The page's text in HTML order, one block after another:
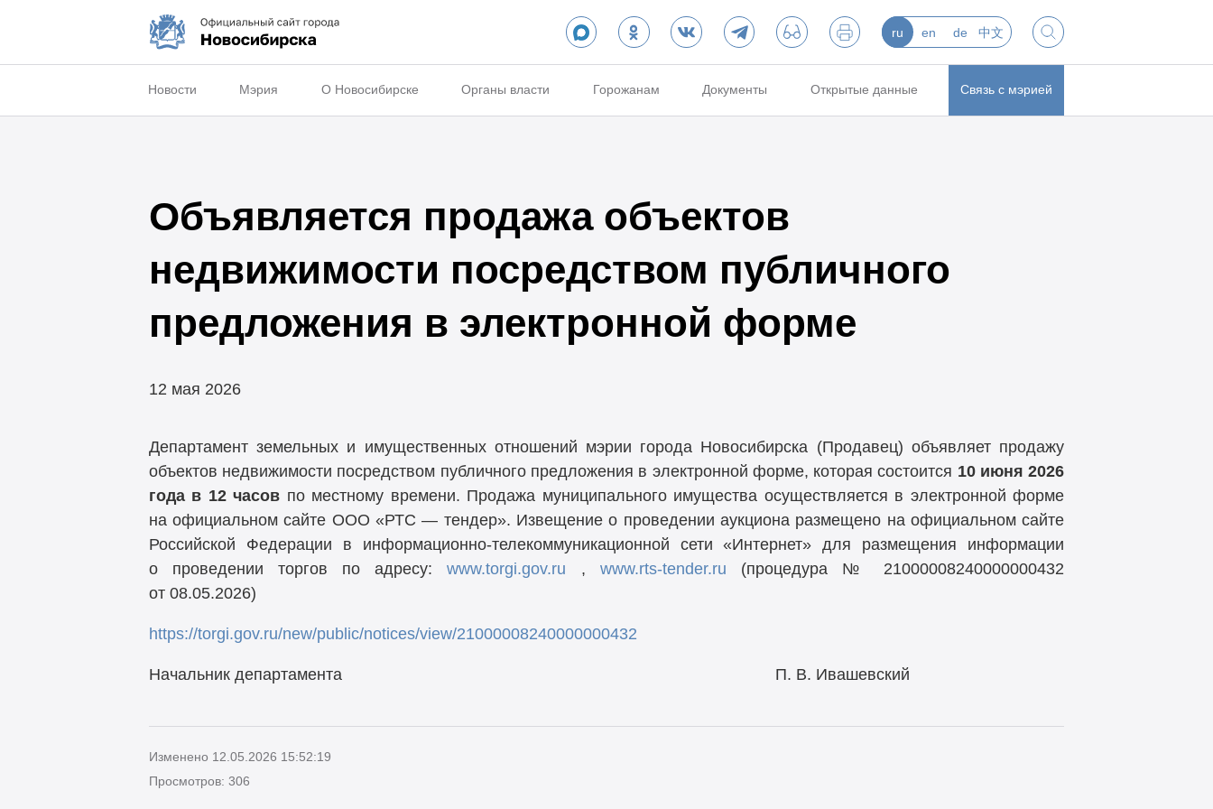
ru en de 中文
Новости Мэрия О Новосибирске Органы власти Горожанам Документы Открытые данные Связь с мэрией
Объявляется продажа объектов
недвижимости посредством публичного
предложения в электронной форме
12 мая 2026
Департамент земельных и имущественных отношений мэрии города Новосибирска (Продавец) объявляет продажу
объектов недвижимости посредством публичного предложения в электронной форме, которая состоится 10 июня 2026
года в 12 часов по местному времени. Продажа муниципального имущества осуществляется в электронной форме
на официальном сайте ООО «РТС — тендер». Извещение о проведении аукциона размещено на официальном сайте
Российской Федерации в информационно-телекоммуникационной сети «Интернет» для размещения информации
о проведении торгов по адресу:www.torgi.gov.ru , www.rts-tender.ru (процедура № 21000008240000000432
от 08.05.2026)
https://torgi.gov.ru/new/public/notices/view/21000008240000000432
Начальник департамента П. В. Ивашевский
Изменено 12.05.2026 15:52:19
Просмотров: 306